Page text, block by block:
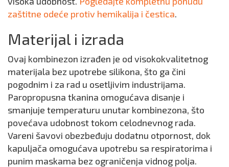
zaštitne odeće protiv hemikalija i čestica.
Materijal i izrada
Ovaj kombinezon izrađen je od visokokvalitetnog
materijala bez upotrebe silikona, što ga čini
pogodnim i za rad u osetljivim industrijama.
Paropropusna tkanina omogućava disanje i
smanjuje temperaturu unutar kombinezona, što
povećava udobnost tokom celodnevnog rada.
Vareni šavovi obezbeđuju dodatnu otpornost, dok
kapuljača omogućava upotrebu sa respiratorima i
punim maskama bez ograničenja vidnog polja.